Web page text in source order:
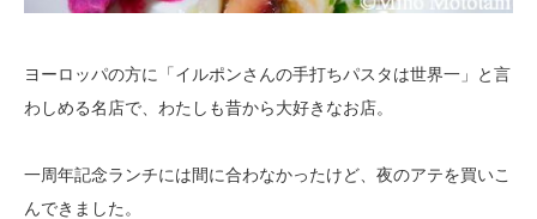
ヨーロッパの方に「イルポンさんの手打ちパスタは世界一」と言
わしめる名店で、わたしも昔から大好きなお店。
一周年記念ランチには間に合わなかったけど、夜のアテを買いこ
んできました。